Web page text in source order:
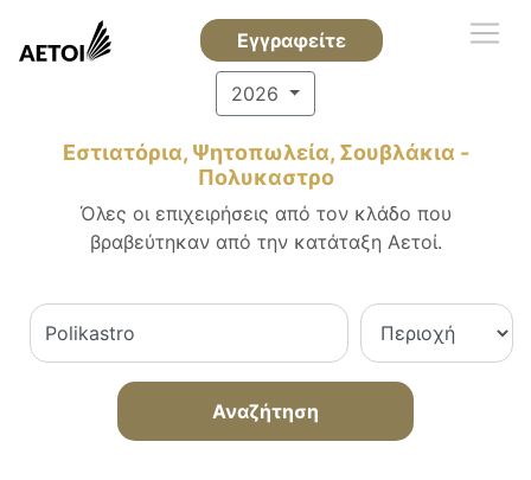
Εγγραφείτε
2026
Εστιατόρια, Ψητοπωλεία, Σουβλάκια -
Πολυκαστρο
Όλες οι επιχειρήσεις από τον κλάδο που
βραβεύτηκαν από την κατάταξη Αετοί.
Αναζήτηση